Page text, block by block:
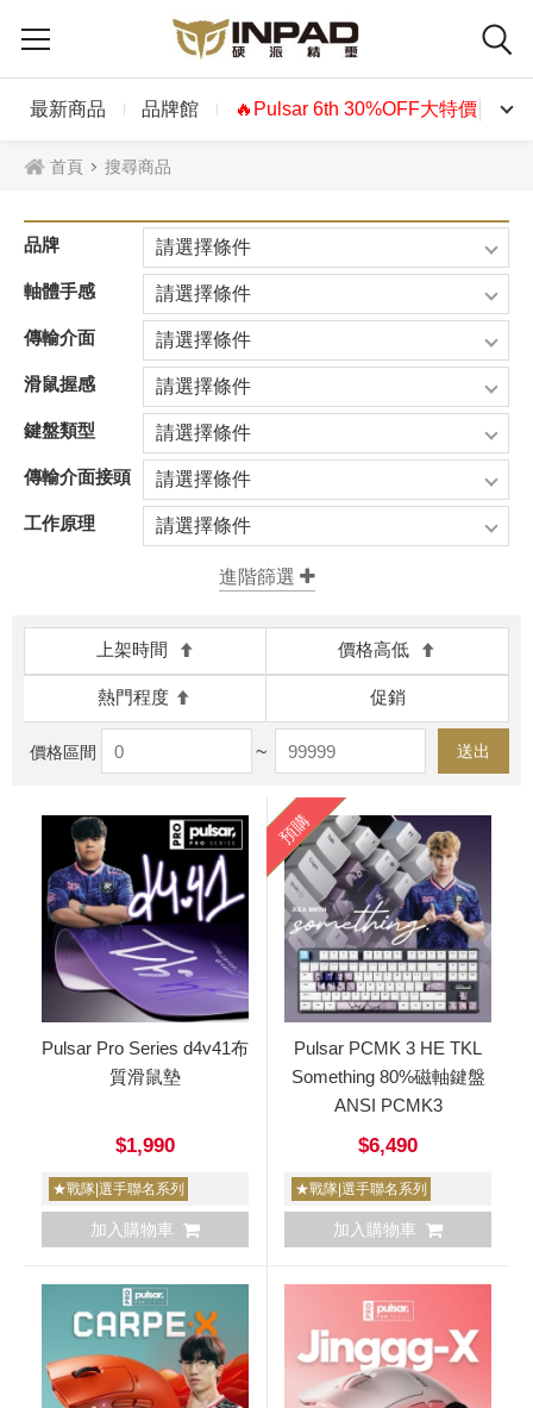
最新商品 品牌館 🔥Pulsar 6th 30%OFF大特價🔥
首頁 搜尋商品
品牌 請選擇條件
軸體手感 請選擇條件
傳輸介面 請選擇條件
滑鼠握感 請選擇條件
鍵盤類型 請選擇條件
傳輸介面接頭 請選擇條件
工作原理 請選擇條件
上架時間 價格高低
熱門程度 促銷
價格區間 ~ 送出
Pulsar Pro Series d4v41布
質滑鼠墊
$1,990
★戰隊|選手聯名系列
加入購物車
預購
Pulsar PCMK 3 HE TKL
Something 80%磁軸鍵盤
ANSI PCMK3
$6,490
★戰隊|選手聯名系列
加入購物車